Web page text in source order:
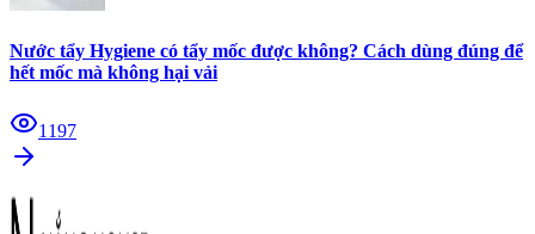
Nước tẩy Hygiene có tẩy mốc được không? Cách dùng đúng để
hết mốc mà không hại vải
1197